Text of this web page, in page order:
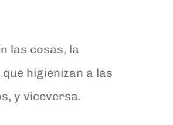
las cosas, la
higienizan a las
y viceversa.